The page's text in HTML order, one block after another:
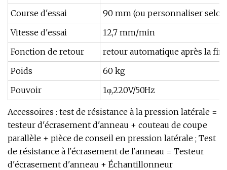
Course d'essai
90 mm (ou personnaliser
Vitesse d'essai
12,7 mm/min
Fonction de retour
retour automatique après la fin
Poids
60 kg
Pouvoir
1φ,220V/50Hz
Accessoires : test de résistance à la pression latérale =
testeur d'écrasement d'anneau + couteau de coupe
parallèle + pièce de conseil en pression latérale ; Test
de résistance à l'écrasement de l'anneau = Testeur
d'écrasement d'anneau + Échantillonneur